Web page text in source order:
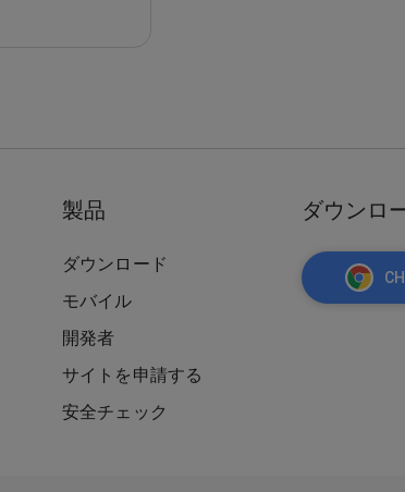
製品
ダウンロード
モバイル
開発者
サイトを申請する
安全チェック
ダウンロ